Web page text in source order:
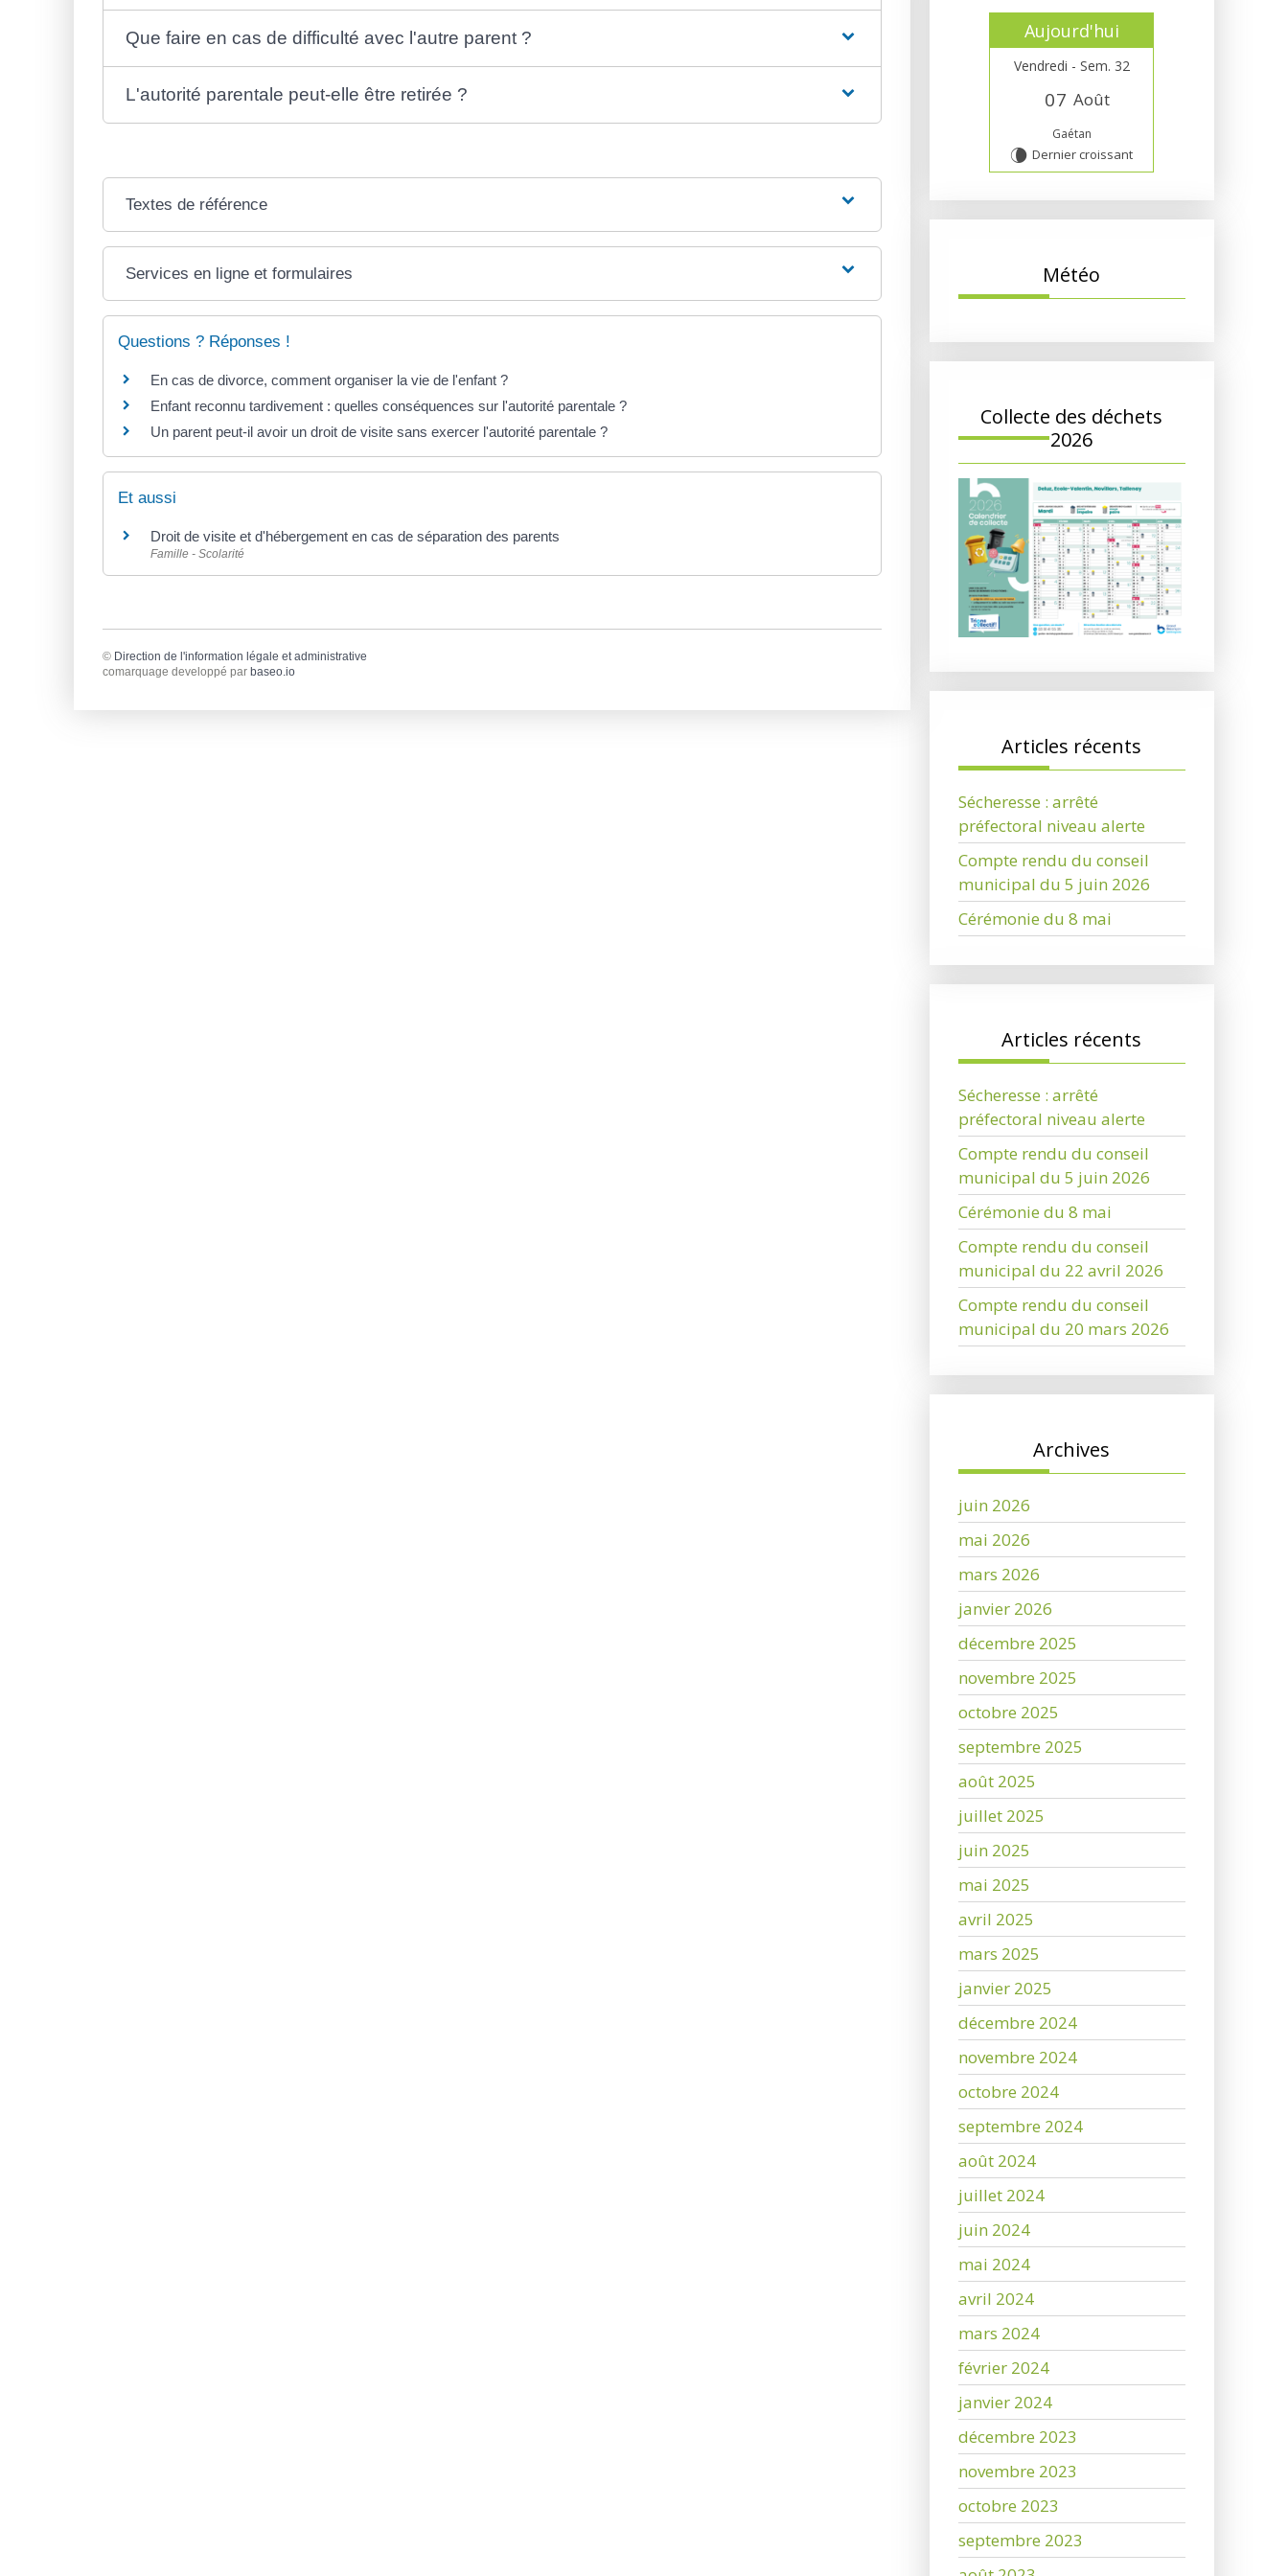
Que faire en cas de difficulté avec l'autre parent ?
L'autorité parentale peut-elle être retirée ?
Textes de référence
Services en ligne et formulaires
Questions ? Réponses !
En cas de divorce, comment organiser la vie de l'enfant ?
Enfant reconnu tardivement : quelles conséquences sur l'autorité parentale ?
Un parent peut-il avoir un droit de visite sans exercer l'autorité parentale ?
Et aussi
Droit de visite et d'hébergement en cas de séparation des parents
Famille - Scolarité
© Direction de l'information légale et administrative
comarquage developpé par baseo.io
Aujourd'hui
Vendredi - Sem. 32
07 Août
Gaétan
V Dernier croissant
Météo
Collecte des déchets
2026
Articles récents
Sécheresse : arrêté
préfectoral niveau alerte
Compte rendu du conseil
municipal du 5 juin 2026
Cérémonie du 8 mai
Articles récents
Sécheresse : arrêté
préfectoral niveau alerte
Compte rendu du conseil
municipal du 5 juin 2026
Cérémonie du 8 mai
Compte rendu du conseil
municipal du 22 avril 2026
Compte rendu du conseil
municipal du 20 mars 2026
Archives
juin 2026
mai 2026
mars 2026
janvier 2026
décembre 2025
novembre 2025
octobre 2025
septembre 2025
août 2025
juillet 2025
juin 2025
mai 2025
avril 2025
mars 2025
janvier 2025
décembre 2024
novembre 2024
octobre 2024
septembre 2024
août 2024
juillet 2024
juin 2024
mai 2024
avril 2024
mars 2024
février 2024
janvier 2024
décembre 2023
novembre 2023
octobre 2023
septembre 2023